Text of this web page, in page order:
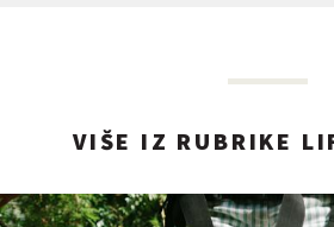
VIŠE IZ RUBRIKE